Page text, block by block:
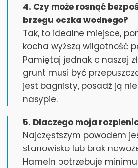
4. Czy może rosnąć
brzegu oczka wodnego?
Tak, to idealne miejsce,
kocha wyższą wilgotność
Pamiętaj jednak o naszej
grunt musi być
jest bagnisty, posadź ją
nasypie.
5. Dlaczego moja
Najczęstszym powodem
stanowisko lub brak
Hameln potrzebuje